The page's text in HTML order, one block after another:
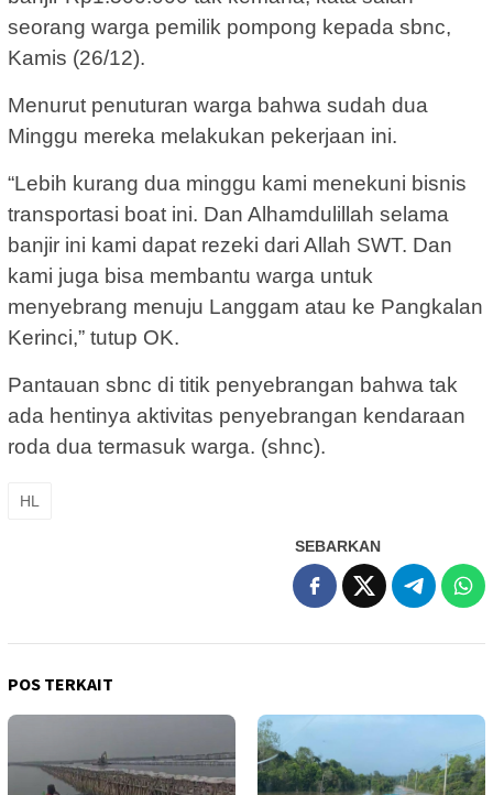
seorang warga pemilik pompong kepada sbnc,
Kamis (26/12).
Menurut penuturan warga bahwa sudah dua
Minggu mereka melakukan pekerjaan ini.
“Lebih kurang dua minggu kami menekuni bisnis
transportasi boat ini. Dan Alhamdulillah selama
banjir ini kami dapat rezeki dari Allah SWT. Dan
kami juga bisa membantu warga untuk
menyebrang menuju Langgam atau ke Pangkalan
Kerinci,” tutup OK.
Pantauan sbnc di titik penyebrangan bahwa tak
ada hentinya aktivitas penyebrangan kendaraan
roda dua termasuk warga. (shnc).
HL
SEBARKAN
POS TERKAIT